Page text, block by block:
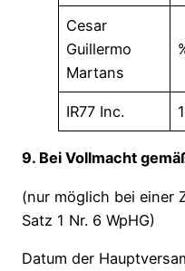
Cesar
Guillermo
Martans
IR77 Inc.
9. Bei Vollmacht
(nur möglich bei einer
Satz 1 Nr. 6 WpHG)
Datum der